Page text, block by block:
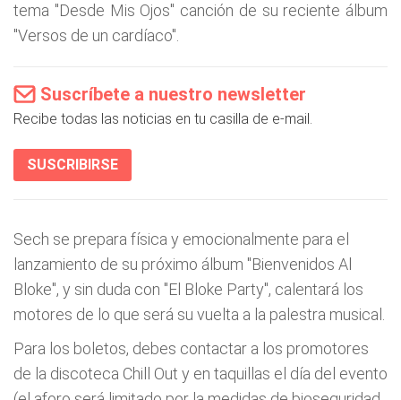
tema "Desde Mis Ojos" canción de su reciente álbum
"Versos de un cardíaco".
Suscríbete a nuestro newsletter
Recibe todas las noticias en tu casilla de e-mail.
SUSCRIBIRSE
Sech se prepara física y emocionalmente para el
lanzamiento de su próximo álbum "Bienvenidos Al
Bloke", y sin duda con "El Bloke Party", calentará los
motores de lo que será su vuelta a la palestra musical.
Para los boletos, debes contactar a los promotores
de la discoteca Chill Out y en taquillas el día del evento